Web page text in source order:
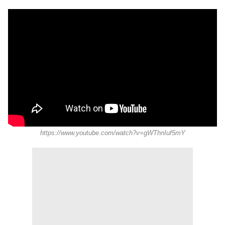
https://www.youtube.com/watch?v=gWThnIuf5mY